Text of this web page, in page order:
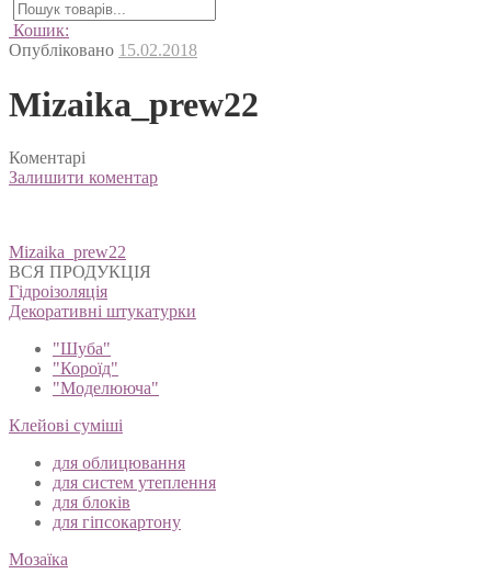
Кошик:
Опубліковано 15.02.2018
Mizaika_prew22
Коментарі
Залишити коментар
Навігація
записів
Mizaika_prew22
ВСЯ ПРОДУКЦІЯ
Гідроізоляція
Декоративні штукатурки
"Шуба"
"Короїд"
"Моделююча"
Клейові суміші
для облицювання
для систем утеплення
для блоків
для гіпсокартону
Мозаїка